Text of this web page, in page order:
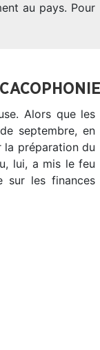
au pays. Pour
Alors que les
septembre, en
la préparation du
lui, a mis le feu
sur les finances